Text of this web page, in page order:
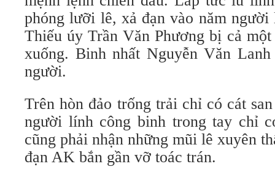
phóng lưỡi lê, xả đạn vào năm
Thiếu úy Trần Văn Phương bị cả
xuống. Binh nhất Nguyễn Văn
người.
Trên hòn đảo trống trải chỉ có cát
người lính công binh trong tay chỉ
cũng phải nhận những mũi lê xuyên
đạn AK bắn gần vỡ toác trán.